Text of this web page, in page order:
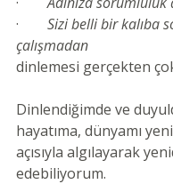
· Sizi belli bir kalıba
çalışmadan
dinlemesi gerçekten
Dinlendiğimde ve
hayatıma, dünyamı
açısıyla algılayarak
edebiliyorum.